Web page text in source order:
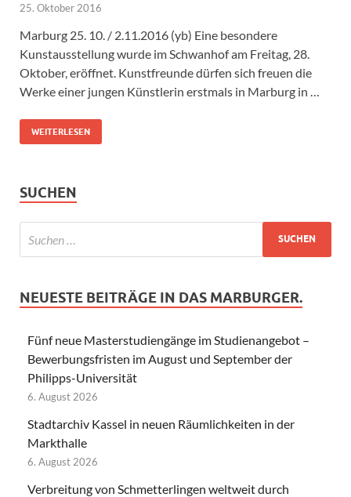
25. Oktober 2016
Marburg 25. 10. / 2.11.2016 (yb) Eine besondere
Kunstausstellung wurde im Schwanhof am Freitag, 28.
Oktober, eröffnet. Kunstfreunde dürfen sich freuen die
Werke einer jungen Künstlerin erstmals in Marburg in …
WEITERLESEN
SUCHEN
NEUESTE BEITRÄGE IN DAS MARBURGER.
Fünf neue Masterstudiengänge im Studienangebot –
Bewerbungsfristen im August und September der
Philipps-Universität
6. August 2026
Stadtarchiv Kassel in neuen Räumlichkeiten in der
Markthalle
6. August 2026
Verbreitung von Schmetterlingen weltweit durch